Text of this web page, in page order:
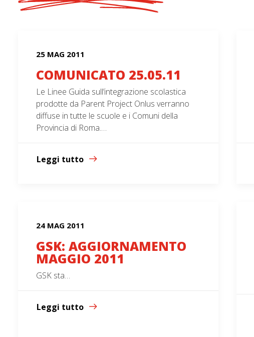
25 MAG 2011
COMUNICATO 25.05.11
Le Linee Guida sull’integrazione scolastica
prodotte da Parent Project Onlus verranno
diffuse in tutte le scuole e i Comuni della
Provincia di Roma.…
Leggi tutto
24 MAG 2011
GSK: AGGIORNAMENTO
MAGGIO 2011
GSK sta…
Leggi tutto